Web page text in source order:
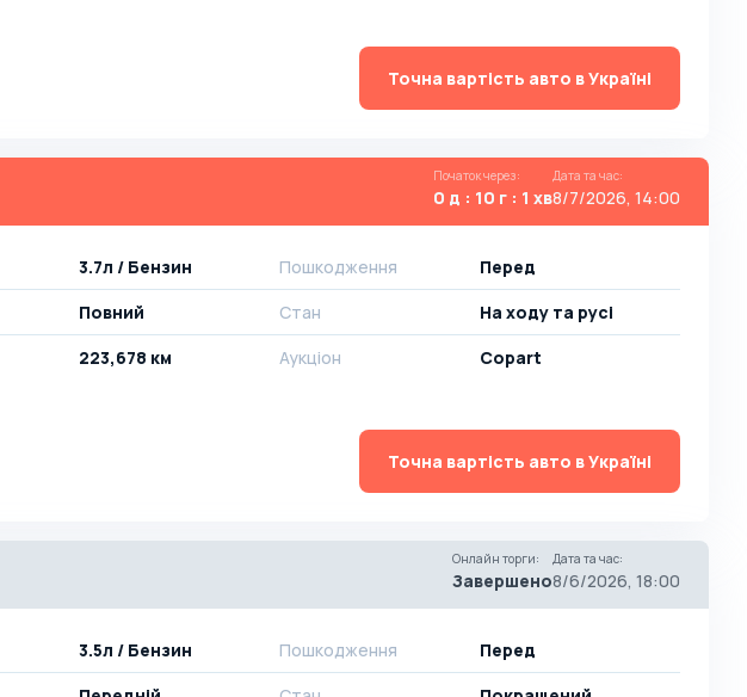
Точна вартість авто в Україні
Початок через:
0 д : 10 г : 1 хв
Дата та час:
8/7/2026, 14:00
3.7л / Бензин
Повний
223,678 км
Пошкодження
Перед
Стан
На ​​ходу та русі
Аукціон
Copart
Точна вартість авто в Україні
Онлайн торги:
Завершено
Дата та час:
8/6/2026, 18:00
3.5л / Бензин
Пошкодження
Перед